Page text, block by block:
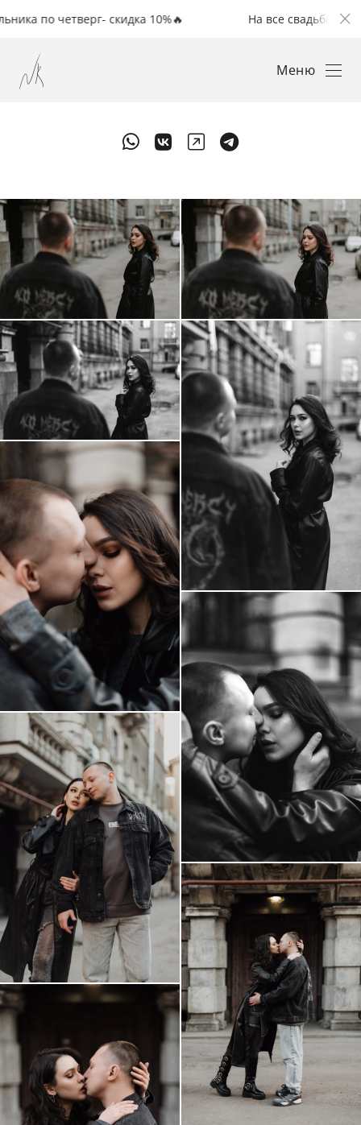
скидка 10%🔥 На все свадьбы с
Меню